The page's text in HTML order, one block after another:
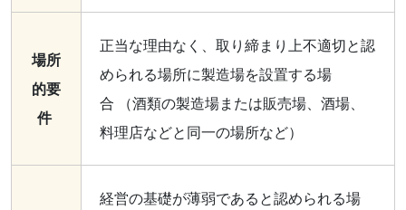
場所
的要
件
正当な理由なく、取り締まり上不適切と認
められる場所に製造場を設置する場
合 （酒類の製造場または販売場、酒場、
料理店などと同一の場所など）
経営の基礎が薄弱であると認められる場